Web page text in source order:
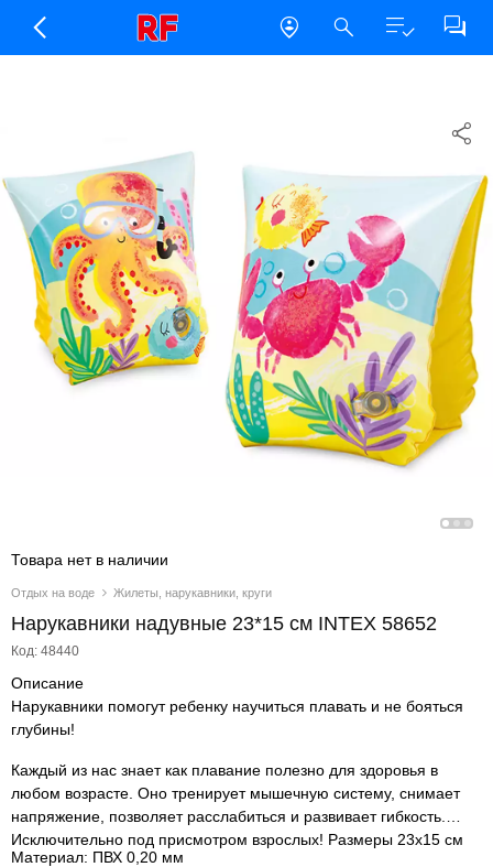
Отдых на воде Жилеты, нарукавники, круги
Нарукавники надувные 23*15 см INTEX 58652
Код: 48440
Товара нет в наличии
Описание
Нарукавники помогут ребенку научиться плавать и не бояться
глубины!
Каждый из нас знает как плавание полезно для здоровья в
любом возрасте. Оно тренирует мышечную систему, снимает
напряжение, позволяет расслабиться и развивает гибкость.
Исключительно под присмотром взрослых! Размеры 23х15 см
Материал: ПВХ 0,20 мм